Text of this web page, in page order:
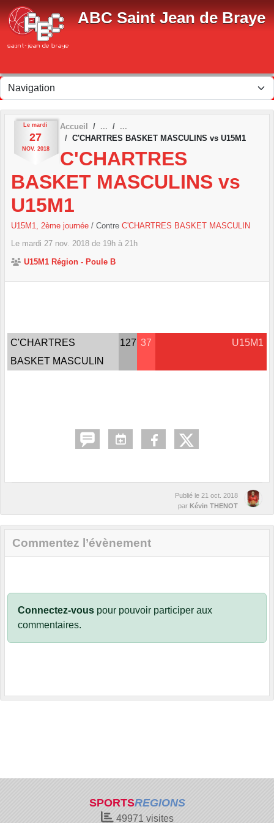
ABC Saint Jean de Braye
Le mardi
27
NOV. 2018
Accueil
C'CHARTRES BASKET MASCULINS vs U15M1
C'CHARTRES
BASKET MASCULINS vs
U15M1
U15M1, 2ème journée / Contre C'CHARTRES BASKET MASCULIN
Le mardi 27 nov. 2018 de 19h à 21h
U15M1 Région - Poule B
C'CHARTRES
BASKET MASCULIN
127 37 U15M1
Publié le 21 oct. 2018
par Kévin THENOT
Commentez l’évènement
Connectez-vous pour pouvoir participer aux
commentaires.
SPORTSREGIONS
49971 visites
Panneau de gestion des cookies